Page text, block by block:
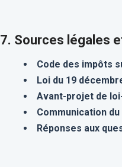
7. Sources légales
Code des impôts
Loi du 19
Avant-projet de
Communication
Réponses aux